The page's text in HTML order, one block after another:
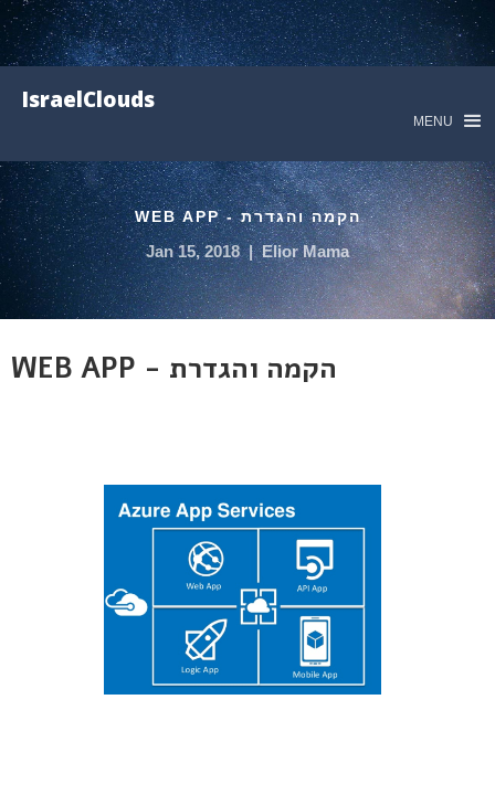
IsraelClouds
MENU
הקמה והגדרת - WEB APP
Elior Mama
|
Jan 15, 2018
WEB APP - הקמה והגדרת